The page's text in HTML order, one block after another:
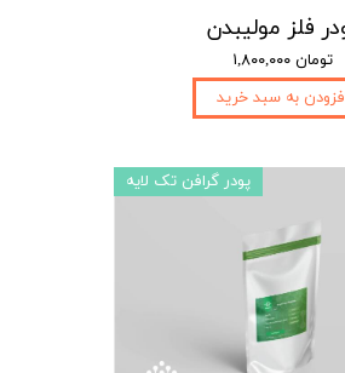
فلز مولیبدن
۱,۸۰۰,۰۰۰ تومان
به سبد خرید
پودر گرافن تک لایه